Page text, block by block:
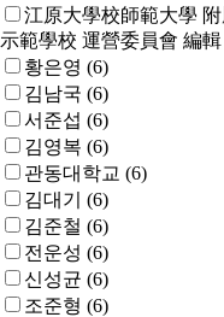
江原大學校師範大學
示範學校 運營委員會 編輯
황은영 (6)
김남국 (6)
서준섭 (6)
김영복 (6)
관동대학교 (6)
김대기
(6)
김준철 (6)
전운성 (6)
신성균 (6)
조준형 (6)